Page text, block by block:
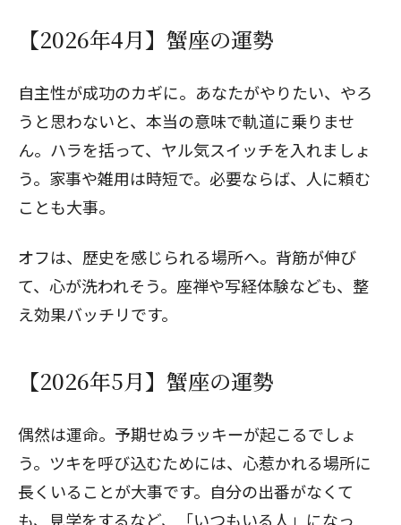
【2026年4月】蟹座の運勢
自主性が成功のカギに。あなたがやりたい、やろ
うと思わないと、本当の意味で軌道に乗りませ
ん。ハラを括って、ヤル気スイッチを入れましょ
う。家事や雑用は時短で。必要ならば、人に頼む
ことも大事。
オフは、歴史を感じられる場所へ。背筋が伸び
て、心が洗われそう。座禅や写経体験なども、整
え効果バッチリです。
【2026年5月】蟹座の運勢
偶然は運命。予期せぬラッキーが起こるでしょ
う。ツキを呼び込むためには、心惹かれる場所に
長くいることが大事です。自分の出番がなくて
も、見学をするなど、「いつもいる人」になっ